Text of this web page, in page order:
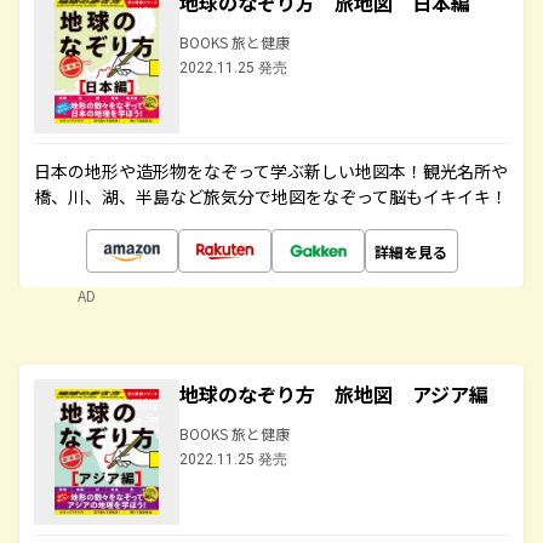
BOOKS 旅と健康
2022.11.25 発売
日本の地形や造形物をなぞって学ぶ新しい地図本！観光名所や
橋、川、湖、半島など旅気分で地図をなぞって脳もイキイキ！
詳細を見る
AD
地球のなぞり方 旅地図 アジア編
BOOKS 旅と健康
2022.11.25 発売